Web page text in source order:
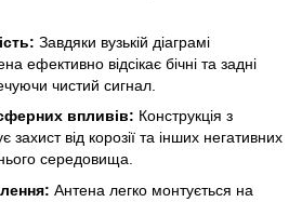
Завдяки вузькій діаграмі
ефективно відсікає бічні та задні
чистий сигнал.
впливів: Конструкція з
захист від корозії та інших негативних
середовища.
Антена легко монтується на